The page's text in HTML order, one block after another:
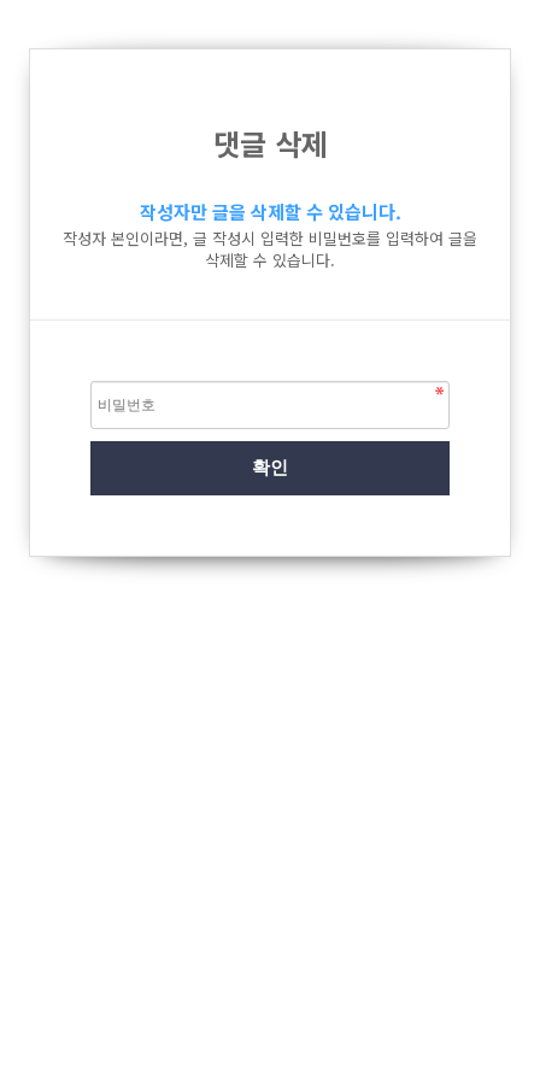
댓글 삭제
작성자만 글을 삭제할 수 있습니다.
작성자 본인이라면, 글 작성시 입력한 비밀번호를 입력하여 글을
삭제할 수 있습니다.